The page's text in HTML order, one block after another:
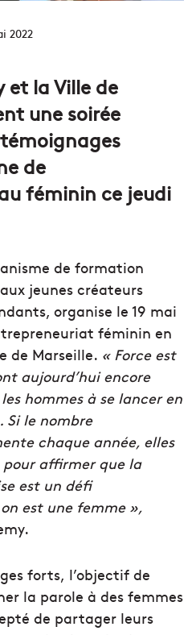
2022
et la Ville de
une soirée
de
féminin ce jeudi
de formation
jeunes créateurs
organise le 19 mai
féminin en
de Marseille. « Force est
aujourd’hui encore
hommes à se lancer en
Si le nombre
chaque année, elles
affirmer que la
est un défi
est une femme »,
forts, l’objectif de
la parole à des femmes
de partager leurs